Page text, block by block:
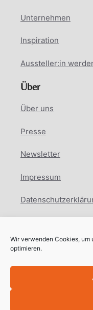
Wir verwenden Cookies, um
optimieren.
Unternehmen
Inspiration
Aussteller:in
Über
Über uns
Presse
Newsletter
Impressum
Facebook
Instagram
LinkedIn